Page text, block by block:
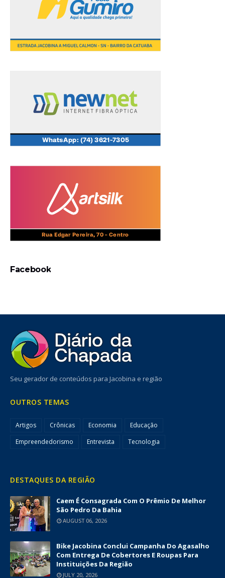
Facebook
Seu gerador de conteúdos para Jacobina e região
OUTROS TEMAS
Artigos Crônicas Economia
Educação
Empreendedorismo
Entrevista Tecnologia
DESTAQUES DA REGIÃO
Caem É Consagrada Com O Prêmio De Melhor
São Pedro Da Bahia
AUGUST 06, 2026
Bike Jacobina Conclui Campanha Do Agasalho
Com Entrega De Cobertores E Roupas Para
Instituições Da Região
JULY 20, 2026